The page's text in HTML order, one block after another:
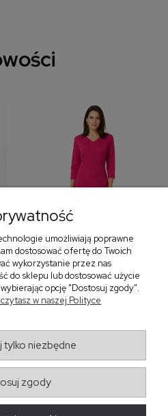
Sukienka z dekoltem w
299,00 zł
umożliwiają poprawne
dostosować ofertę do Twoich
wykorzystanie przez nas
do sklepu lub dostosować użycie
opcję "Dostosuj zgody".
w naszej Polityce
tylko niezbędne
zgody